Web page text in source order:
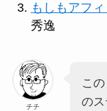
もしもアフ
秀逸
チチ
こ
の